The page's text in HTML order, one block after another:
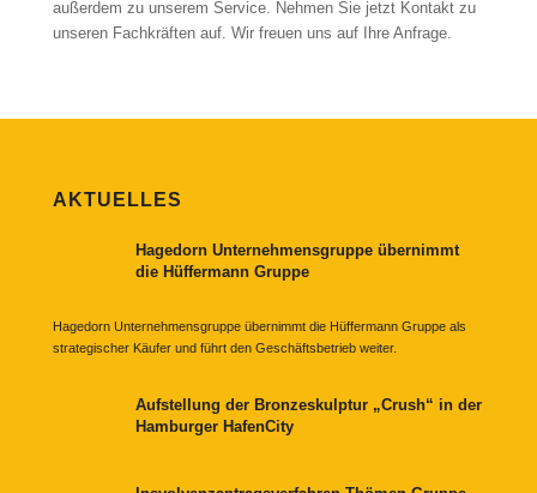
außerdem zu unserem Service. Nehmen Sie jetzt Kontakt zu
unseren Fachkräften auf. Wir freuen uns auf Ihre Anfrage.
AKTUELLES
Hagedorn Unternehmensgruppe übernimmt
die Hüffermann Gruppe
Hagedorn Unternehmensgruppe übernimmt die Hüffermann Gruppe als
strategischer Käufer und führt den Geschäftsbetrieb weiter.
Aufstellung der Bronzeskulptur „Crush“ in der
Hamburger HafenCity